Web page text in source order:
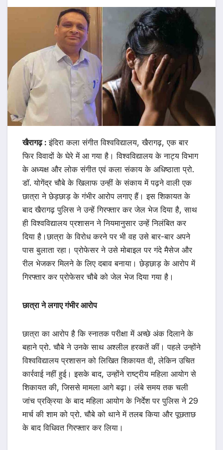
खैरागढ़ :इंदिरा कला संगीत विश्वविद्यालय, खैरागढ़, एक बार
फिर विवादों के घेरे में आ गया है। विश्वविद्यालय के नाट्य विभाग
के अध्यक्ष और लोक संगीत एवं कला संकाय के अधिष्ठाता प्रो.
डॉ. योगेंद्र चौबे के खिलाफ उन्हीं के संकाय में पढ़ने वाली एक
छात्रा ने छेड़छाड़ के गंभीर आरोप लगाए हैं। इस शिकायत के
बाद खैरागढ़ पुलिस ने उन्हें गिरफ्तार कर जेल भेज दिया है, साथ
ही विश्वविद्यालय प्रशासन ने नियमानुसार उन्हें निलंबित कर
दिया है।छात्रा के विरोध करने पर भी वह उसे बार-बार अपने
पास बुलाता रहा। प्रोफेसर ने उसे मोबाइल पर गंदे मैसेज और
रील भेजकर मिलने के लिए दबाव बनाया। छेड़छाड़ के आरोप में
गिरफ्तार कर प्रोफेसर चौबे को जेल भेज दिया गया है।
छात्रा ने लगाए गंभीर आरोप
छात्रा का आरोप है कि स्नातक परीक्षा में अच्छे अंक दिलाने के
बहाने प्रो. चौबे ने उनके साथ अश्लील हरकतें कीं। पहले उन्होंने
विश्वविद्यालय प्रशासन को लिखित शिकायत दी, लेकिन उचित
कार्रवाई नहीं हुई। इसके बाद, उन्होंने राष्ट्रीय महिला आयोग से
शिकायत की, जिससे मामला आगे बढ़ा। लंबे समय तक चली
जांच प्रक्रिया के बाद महिला आयोग के निर्देश पर पुलिस ने 29
मार्च की शाम को प्रो. चौबे को थाने में तलब किया और पूछताछ
के बाद विधिवत गिरफ्तार कर लिया।